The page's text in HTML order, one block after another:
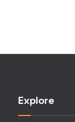
Explore